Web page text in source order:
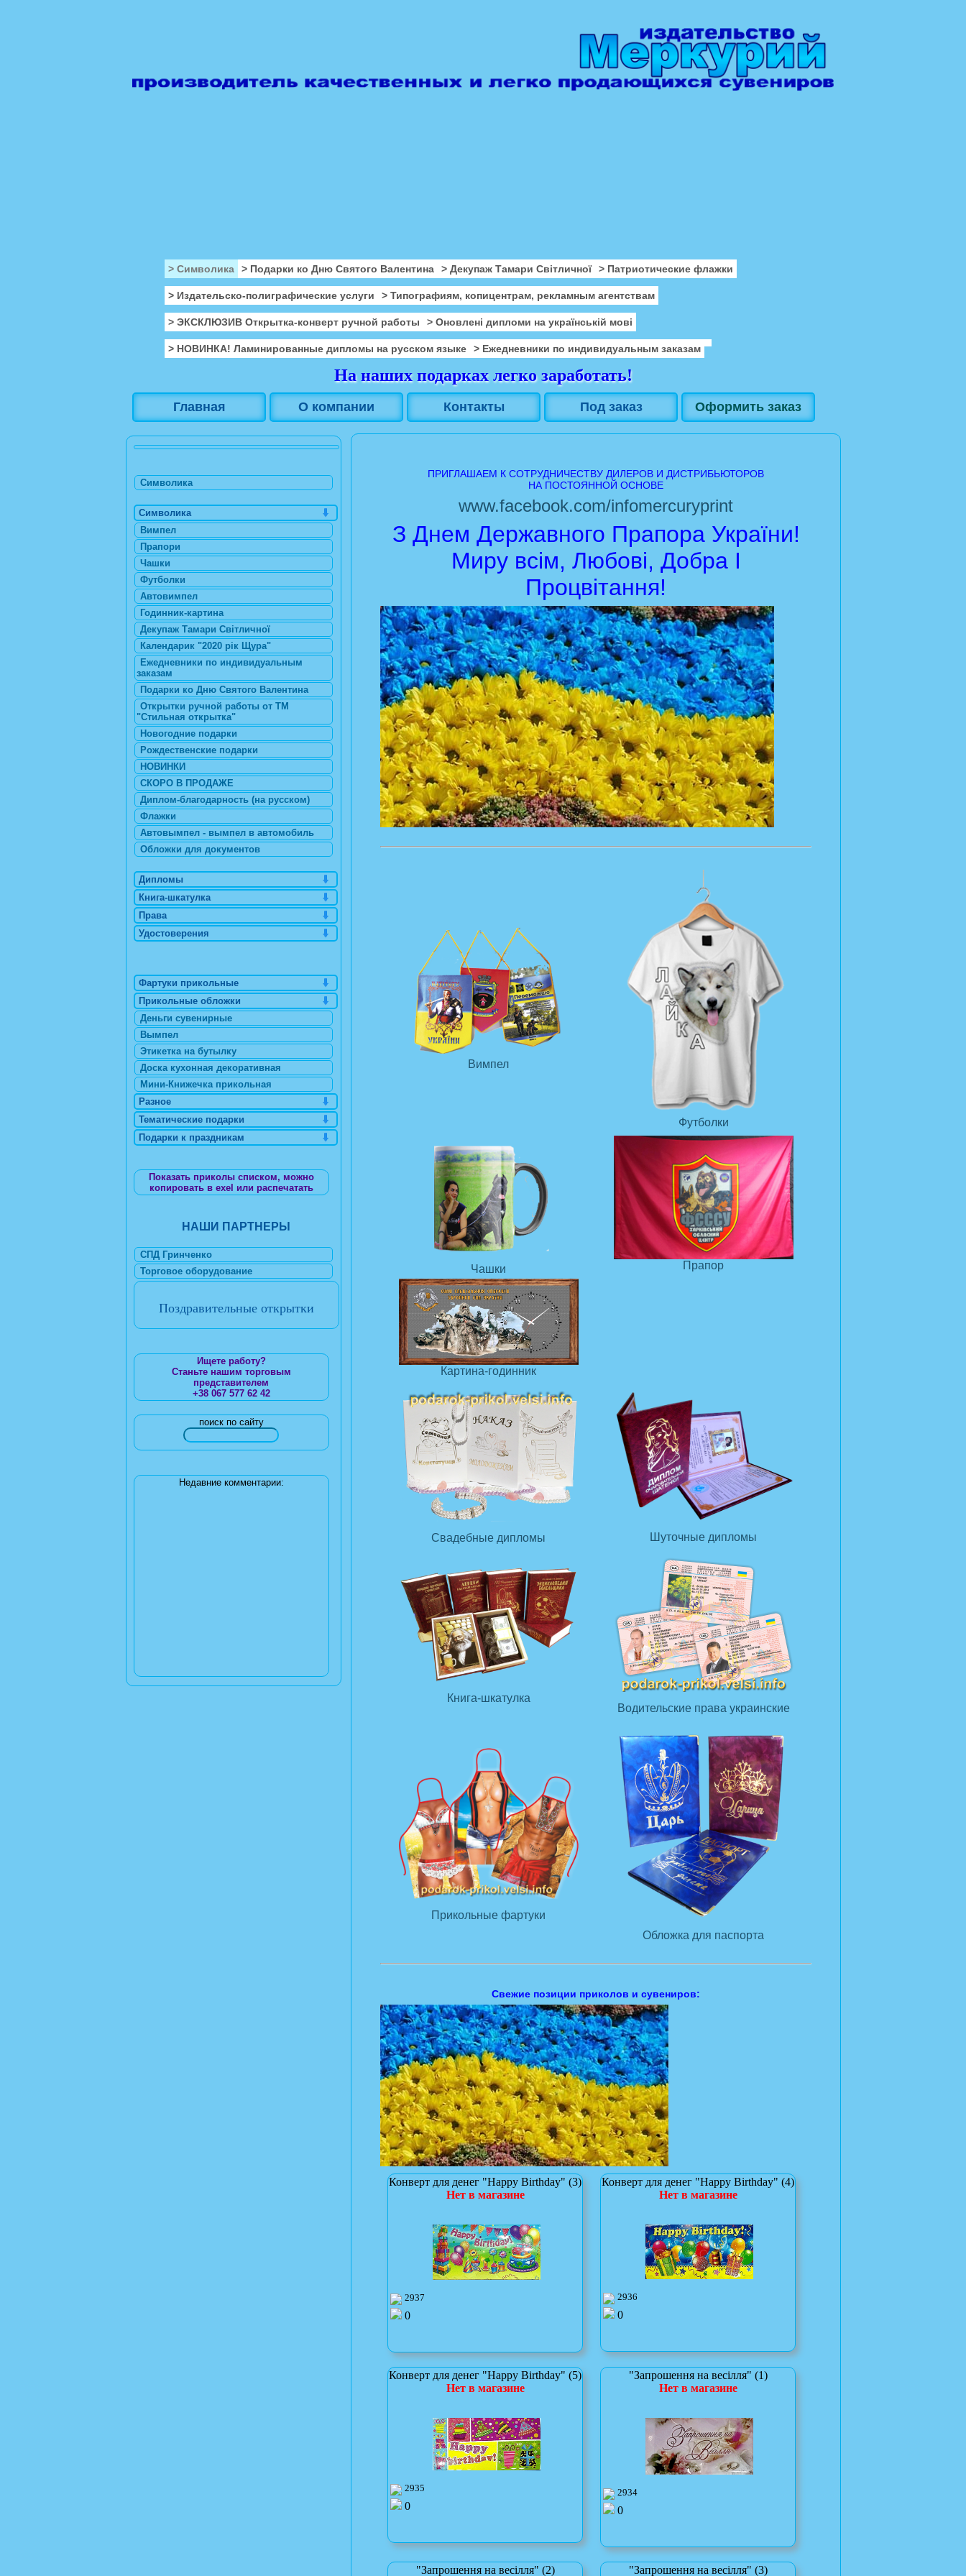
> Символика > Подарки ко Дню Святого Валентина > Декупаж Тамари Світличної > Патриотические флажки
> Издательско-полиграфические услуги > Типографиям, копицентрам, рекламным агентствам
> ЭКСКЛЮЗИВ Открытка-конверт ручной работы > Оновлені дипломи на українській мові
> НОВИНКА! Ламинированные дипломы на русском языке > Ежедневники по индивидуальным заказам
На наших подарках легко заработать!
Главная О компании Контакты Под заказ Оформить заказ
ПРИГЛАШАЕМ К СОТРУДНИЧЕСТВУ ДИЛЕРОВ И ДИСТРИБЬЮТОРОВ
НА ПОСТОЯННОЙ ОСНОВЕ
www.facebook.com/infomercuryprint
З Днем Державного Прапора України!
Миру всім, Любові, Добра І
Процвітання!
Вимпел
Футболки
Чашки Прапор
Картина-годинник
Свадебные дипломы Шуточные дипломы
Книга-шкатулка
Водительские права украинские
Прикольные фартуки
Обложка для паспорта
Свежие позиции приколов и сувениров:
Конверт для денег "Happy Birthday" (3)
Нет в магазине
2937
0
Конверт для денег "Happy Birthday" (4)
Нет в магазине
2936
0
Конверт для денег "Happy Birthday" (5)
Нет в магазине
2935
0
"Запрошення на весілля" (1)
Нет в магазине
2934
0
"Запрошення на весілля" (2) "Запрошення на весілля" (3)
Символика
Символика
Вимпел
Прапори
Чашки
Футболки
Автовимпел
Годинник-картина
Декупаж Тамари Світличної
Календарик "2020 рік Щура"
Ежедневники по индивидуальным
заказам
Подарки ко Дню Святого Валентина
Открытки ручной работы от ТМ
"Стильная открытка"
Новогодние подарки
Рождественские подарки
НОВИНКИ
СКОРО В ПРОДАЖЕ
Диплом-благодарность (на русском)
Флажки
Автовымпел - вымпел в автомобиль
Обложки для документов
Дипломы
Книга-шкатулка
Права
Удостоверения
Фартуки прикольные
Прикольные обложки
Деньги сувенирные
Вымпел
Этикетка на бутылку
Доска кухонная декоративная
Мини-Книжечка прикольная
Разное
Тематические подарки
Подарки к праздникам
Показать приколы списком, можно
копировать в exel или распечатать
НАШИ ПАРТНЕРЫ
СПД Гринченко
Торговое оборудование
Поздравительные открытки
Ищете работу?
Станьте нашим торговым
представителем
+38 067 577 62 42
поиск по сайту
Недавние комментарии: